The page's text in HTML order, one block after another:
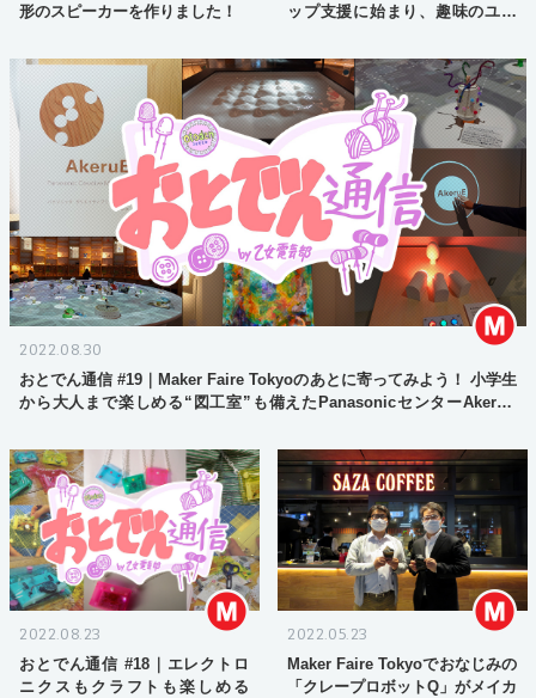
形のスピーカーを作りました！
ップ支援に始まり、趣味のユー
ー層と今後の展開
2022.08.30
おとでん通信 #19｜Maker Faire Tokyoのあとに寄ってみよう！ 小学生
から大人まで楽しめる“図工室”も備えたPanasonicセンターAkeruE
2022.08.23
おとでん通信 #18｜エレクトロ
ニクスもクラフトも楽しめる
2022.05.23
Maker Faire Tokyoでおなじみの
「クレープロボットQ」がメイカ